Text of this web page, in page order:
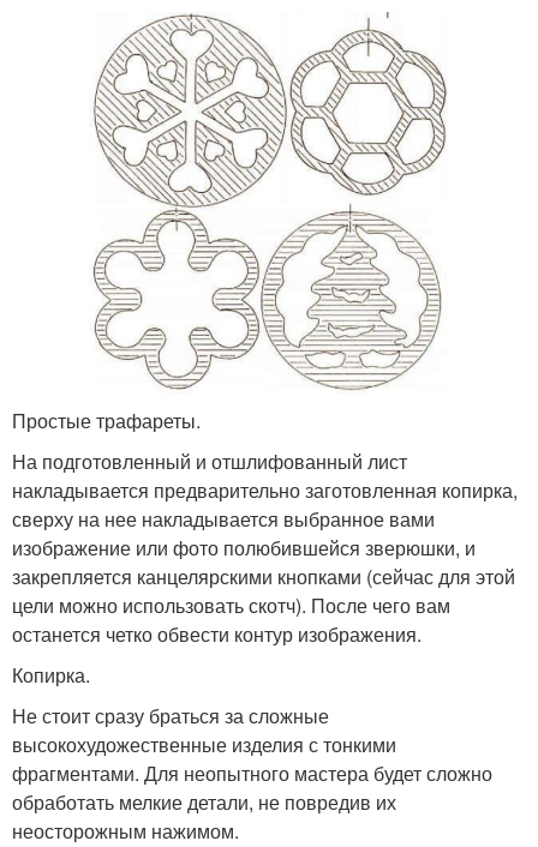
Простые трафареты.
На подготовленный и отшлифованный лист
накладывается предварительно заготовленная копирка,
сверху на нее накладывается выбранное вами
изображение или фото полюбившейся зверюшки, и
закрепляется канцелярскими кнопками (сейчас для этой
цели можно использовать скотч). После чего вам
останется четко обвести контур изображения.
Копирка.
Не стоит сразу браться за сложные
высокохудожественные изделия с тонкими
фрагментами. Для неопытного мастера будет сложно
обработать мелкие детали, не повредив их
неосторожным нажимом.